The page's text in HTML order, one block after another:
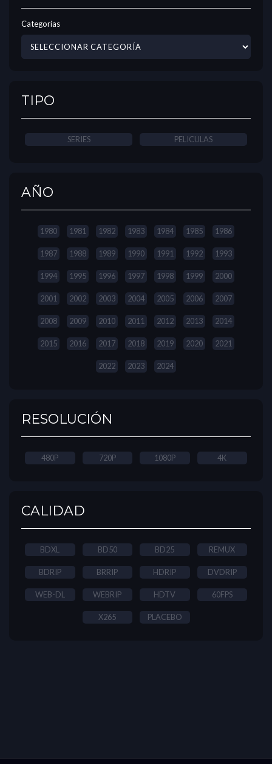
Categorías
TIPO
SERIES PELICULAS
AÑO
1980 1981 1982 1983 1984 1985 1986
1987 1988 1989 1990 1991 1992 1993
1994 1995 1996 1997 1998 1999 2000
2001 2002 2003 2004 2005 2006 2007
2008 2009 2010 2011 2012 2013 2014
2015 2016 2017 2018 2019 2020 2021
2022 2023 2024
RESOLUCIÓN
480P 720P 1080P 4K
CALIDAD
BDXL BD50 BD25 REMUX
BDRIP BRRIP HDRIP DVDRIP
WEB-DL WEBRIP HDTV 60FPS
X265 PLACEBO